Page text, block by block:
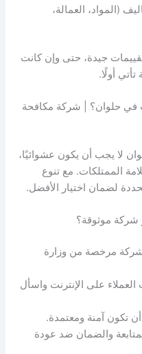
(المواد، العمالة،
جيدة، حتى وإن كانت
أولًا.
في حلوان؟ | شركة مكافحة
لا يجب أن يكون عشوائيًا،
الممتلكات. مع تنوع
لضمان اختيار الأفضل.
شركة موثوقة؟
مرخصة من وزارة
العملاء على الإنترنت واسأل
تكون آمنة ومعتمدة.
والضمان ضد عودة